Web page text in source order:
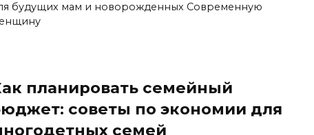
будущих мам и новорожденных Современную
планировать семейный
советы по экономии для
семей